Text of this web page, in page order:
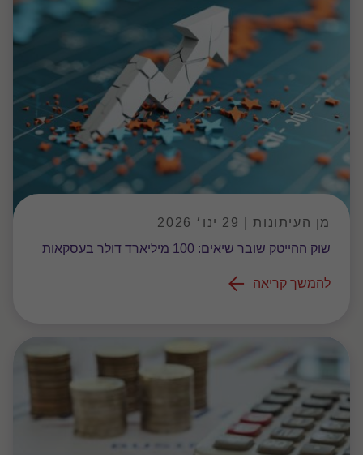
מן העיתונות | 29 ינו׳ 2026
שוק ההייטק שובר שיאים: 100 מיליארד דולר בעסקאות
להמשך קריאה